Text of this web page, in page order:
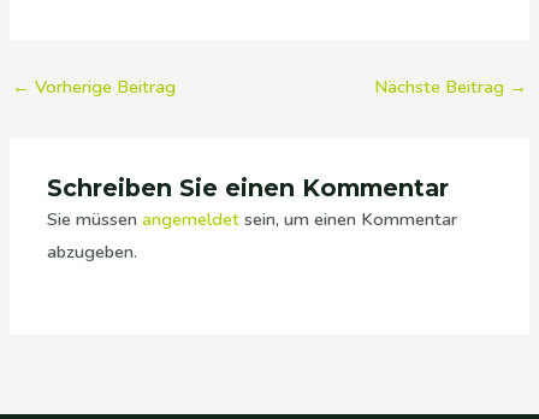
← Vorherige Beitrag Nächste Beitrag →
Schreiben Sie einen Kommentar
Sie müssenangemeldet sein, um einen Kommentar
abzugeben.